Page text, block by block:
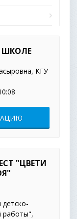
ШКОЛЕ
КГУ
"ЦВЕТИ
работы",